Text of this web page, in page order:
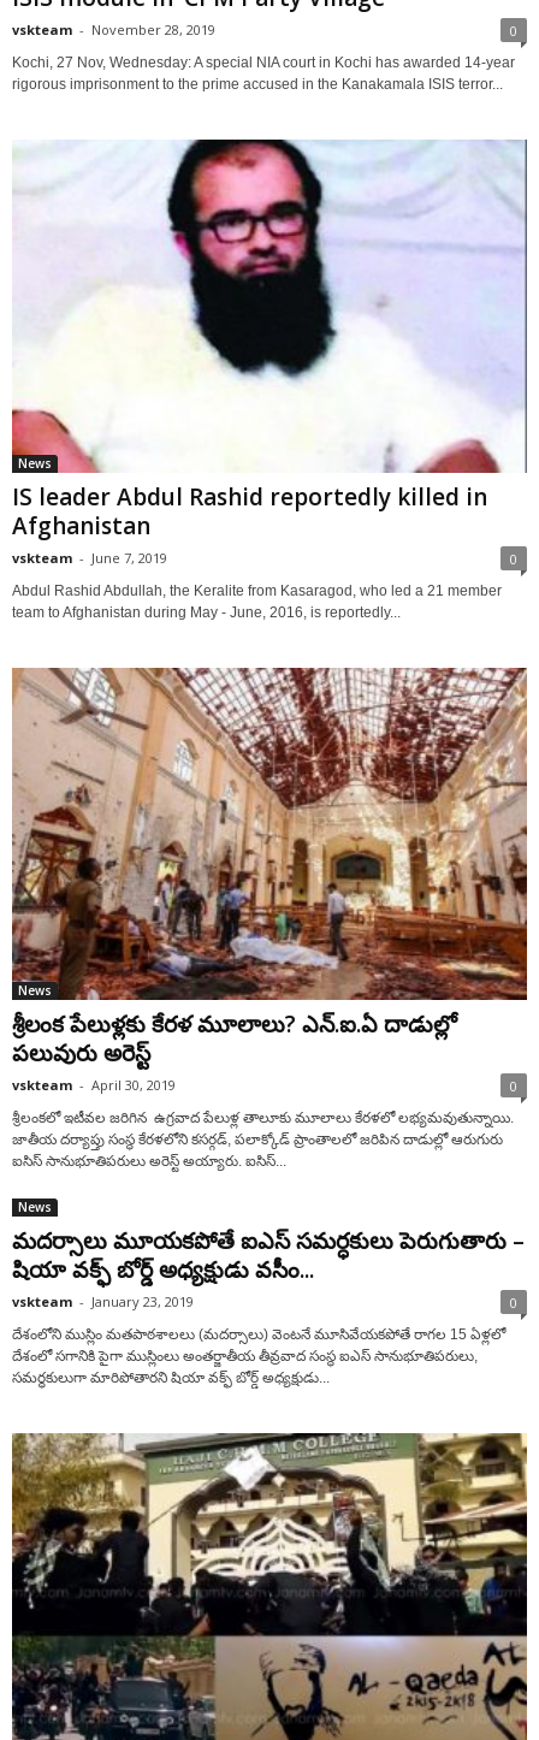
vskteam - November 28, 2019 0
Kochi, 27 Nov, Wednesday: A special NIA court in Kochi has awarded 14-year
rigorous imprisonment to the prime accused in the Kanakamala ISIS terror...
News
IS leader Abdul Rashid reportedly killed in
Afghanistan
vskteam - June 7, 2019 0
Abdul Rashid Abdullah, the Keralite from Kasaragod, who led a 21 member
team to Afghanistan during May - June, 2016, is reportedly...
News
శ్రీలంక పేలుళ్లకు కేరళ మూలాలు? ఎన్.ఐ.ఏ దాడుల్లో
పలువురు అరెస్ట్
vskteam - April 30, 2019 0
శ్రీలంకలో ఇటీవల జరిగిన ఉగ్రవాద పేలుళ్ల తాలూకు మూలాలు కేరళలో లభ్యమవుతున్నాయి.
జాతీయ దర్యాప్తు సంస్థ కేరళలోని కసర్గడ్, పలాక్కోడ్ ప్రాంతాలలో జరిపిన దాడుల్లో ఆరుగురు
ఐసిస్ సానుభూతిపరులు అరెస్ట్ అయ్యారు. ఐసిస్...
News
మదర్సాలు మూయకపోతే ఐఎస్ సమర్ధకులు పెరుగుతారు –
షియా వక్ఫ్ బోర్డ్ అధ్యక్షుడు వసీం...
vskteam - January 23, 2019 0
దేశంలోని ముస్లిం మతపాఠశాలలు (మదర్సాలు) వెంటనే మూసివేయకపోతే రాగల 15 ఏళ్లలో
దేశంలో సగానికి పైగా ముస్లింలు అంతర్జాతీయ తీవ్రవాద సంస్థ ఐఎస్ సానుభూతిపరులు,
సమర్ధకులుగా మారిపోతారని షియా వక్ఫ్ బోర్డ్ అధ్యక్షుడు...